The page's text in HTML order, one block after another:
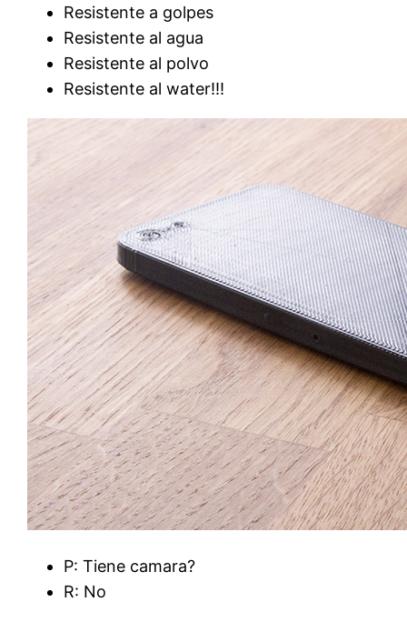
Resistente a golpes
Resistente al agua
Resistente al polvo
Resistente al water!!!
P: Tiene camara?
R: No